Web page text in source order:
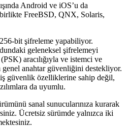
Android ve iOS’u da
birlikte FreeBSD, QNX, Solaris,
bit şifreleme yapabiliyor.
geleneksel şifrelemeyi
aracılığıyla ve istemci ve
anahtar güvenliğini destekliyor.
güvenlik özelliklerine sahip değil,
da uyumlu.
sanal sunucularınıza kurarak
Ücretsiz sürümde yalnızca iki